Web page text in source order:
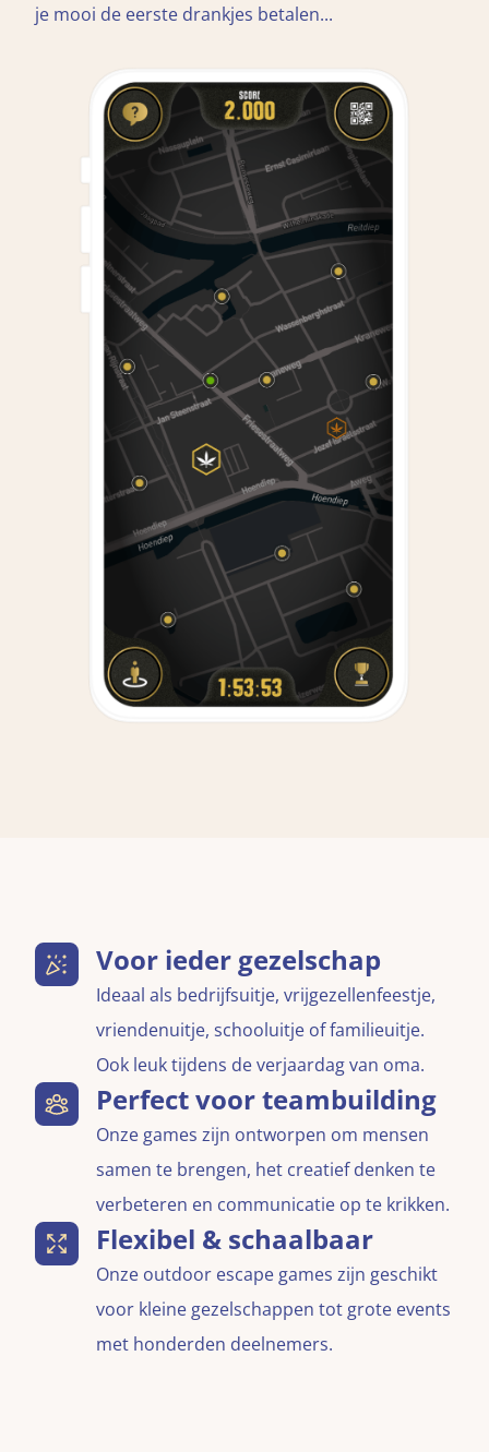
je mooi de eerste drankjes betalen...
Voor ieder gezelschap
Ideaal als bedrijfsuitje, vrijgezellenfeestje,
vriendenuitje, schooluitje of familieuitje.
Ook leuk tijdens de verjaardag van oma.
Perfect voor teambuilding
Onze games zijn ontworpen om mensen
samen te brengen, het creatief denken te
verbeteren en communicatie op te krikken.
Flexibel & schaalbaar
Onze outdoor escape games zijn geschikt
voor kleine gezelschappen tot grote events
met honderden deelnemers.